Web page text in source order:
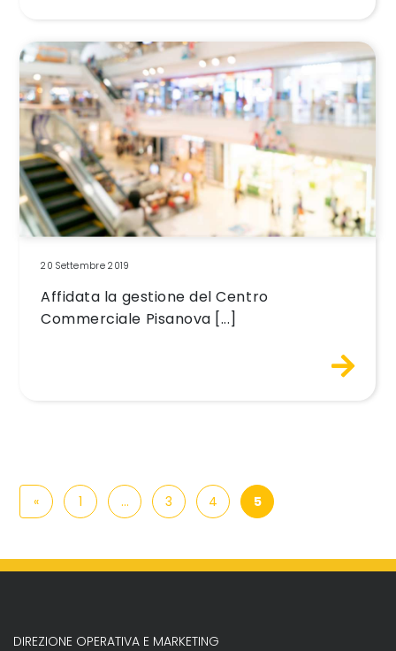
20 Settembre 2019
Affidata la gestione del Centro
Commerciale Pisanova [...]
Navigazione degli articoli
« 1 … 3 4 5
DIREZIONE OPERATIVA E MARKETING